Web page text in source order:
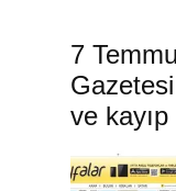
7
ve kayıp